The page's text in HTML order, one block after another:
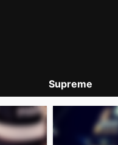
Supreme